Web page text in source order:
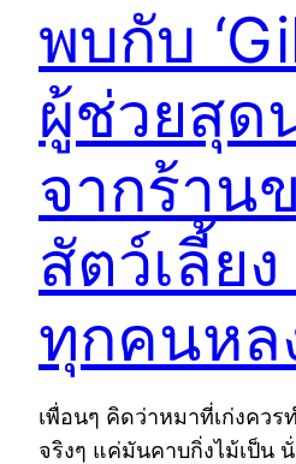
พบกับ
ผู้ช่วยสุด
จากร้าน
สัตว์เลี้ย
ทุกคนหล
เพื่อนๆ คิดว่าหมาที่เก่งควร
จริงๆ แค่มันคาบกิ่งไม้เป็น